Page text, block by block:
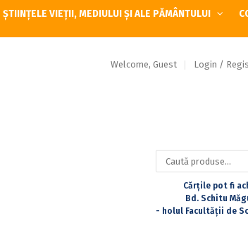
ȘTIINȚELE VIEȚII, MEDIULUI ȘI ALE PĂMÂNTULUI
Welcome, Guest Login /
Caută
după:
Cărțile pot fi
Bd. Schitu
- holul Facultății de